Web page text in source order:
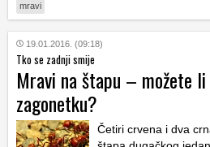
mravi
19.01.2016. (09:18)
Tko se zadnji smije
Mravi na štapu – možete
zagonetku?
Četiri crvena i dva